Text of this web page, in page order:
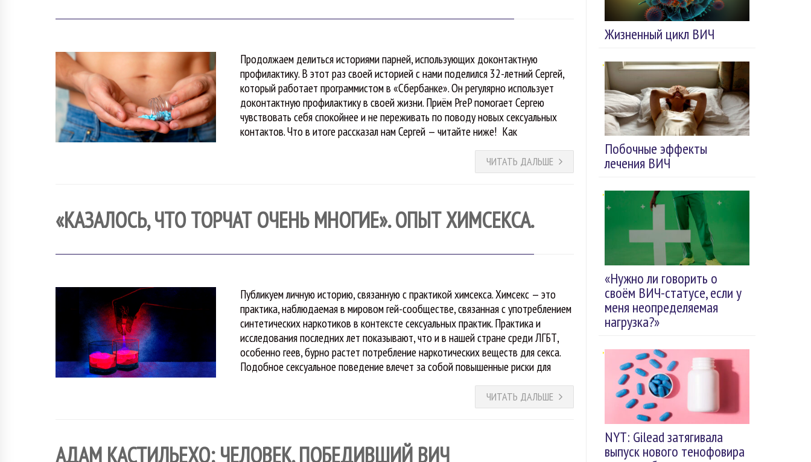
Жизненный цикл ВИЧ
Побочные эффекты
лечения ВИЧ
«Нужно ли говорить о
своём ВИЧ-статусе, если у
меня неопределяемая
нагрузка?»
NYT: Gilead затягивала
выпуск нового тенофовира
Продолжаем делиться историями парней, использующих доконтактную
профилактику. В этот раз своей историей с нами поделился 32-летний Сергей,
который работает программистом в «Сбербанке». Он регулярно использует
доконтактную профилактику в своей жизни. Приём PreP помогает Сергею
чувствовать себя спокойнее и не переживать по поводу новых сексуальных
контактов. Что в итоге рассказал нам Сергей — читайте ниже! Как
ЧИТАТЬ ДАЛЬШЕ
«КАЗАЛОСЬ, ЧТО ТОРЧАТ ОЧЕНЬ МНОГИЕ». ОПЫТ ХИМСЕКСА.
Публикуем личную историю, связанную с практикой химсекса. Химсекс — это
практика, наблюдаемая в мировом гей-сообществе, связанная с употреблением
синтетических наркотиков в контексте сексуальных практик. Практика и
исследования последних лет показывают, что и в нашей стране среди ЛГБТ,
особенно геев, бурно растет потребление наркотических веществ для секса.
Подобное сексуальное поведение влечет за собой повышенные риски для
ЧИТАТЬ ДАЛЬШЕ
АДАМ КАСТИЛЬЕХО: ЧЕЛОВЕК, ПОБЕДИВШИЙ ВИЧ